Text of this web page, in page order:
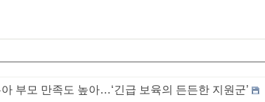
부모 만족도 높아…‘긴급 보육의 든든한 지원군’